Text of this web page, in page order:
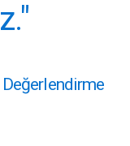
Değerlendirme